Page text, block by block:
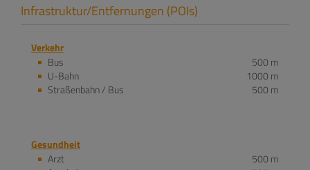
Infrastruktur/Entfernungen (POIs)
Verkehr
Bus
500 m
U-Bahn
1000 m
Straßenbahn / Bus
500 m
Gesundheit
Arzt
500 m